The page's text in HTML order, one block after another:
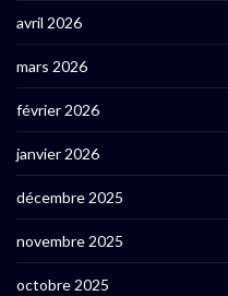
avril 2026
mars 2026
février 2026
janvier 2026
décembre 2025
novembre 2025
octobre 2025